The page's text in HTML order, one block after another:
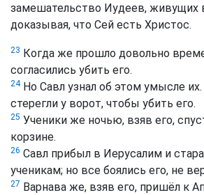
замешательство Иудеев, живущих
доказывая, что Сей есть Христос.
23 Когда же прошло довольно
согласились убить его.
24Но Савл узнал об этом умысле
стерегли у ворот, чтобы убить его.
25 Ученики же ночью, взяв его,
корзине.
26 Савл прибыл в Иерусалим и
ученикам; но все боялись его, не
27 Варнава же, взяв его, пришёл к